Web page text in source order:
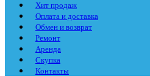
Хит продаж
Оплата и доставка
Обмен и возврат
Ремонт
Аренда
Скупка
Контакты